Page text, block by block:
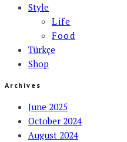
Style
Life
Food
Türkçe
Shop
Archives
June 2025
October 2024
August 2024